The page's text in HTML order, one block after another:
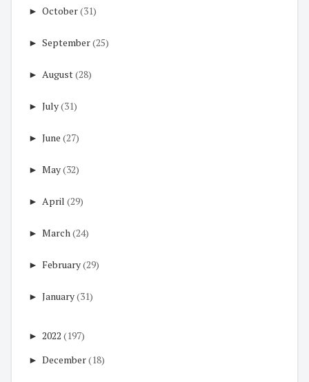
► October(31)
► September(25)
► August(28)
► July(31)
► June (27)
► May(32)
► April (29)
► March(24)
► February(29)
► January(31)
► 2022 (197)
► December(18)